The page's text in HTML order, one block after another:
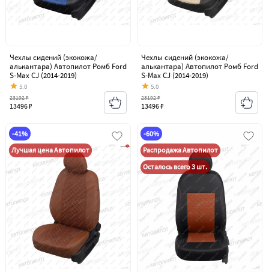
Чехлы сидений (экокожа/
алькантара) Автопилот Ромб Ford
S-Max CJ (2014-2019)
5.0
13496 ₽
23192 ₽
Чехлы сидений (экокожа/
алькантара) Автопилот Ромб Ford
S-Max CJ (2014-2019)
5.0
13496 ₽
23192 ₽
-41%
Лучшая цена Автопилот
-60%
Распродажа Автопилот
Осталось всего 3 шт.